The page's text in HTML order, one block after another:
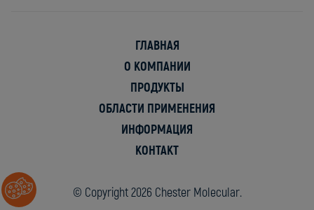
© Copyright 2026 Chester Molecular.
ГЛАВНАЯ
О КОМПАНИИ
ПРОДУКТЫ
ОБЛАСТИ ПРИМЕНЕНИЯ
ИНФОРМАЦИЯ
KОНТАКТ